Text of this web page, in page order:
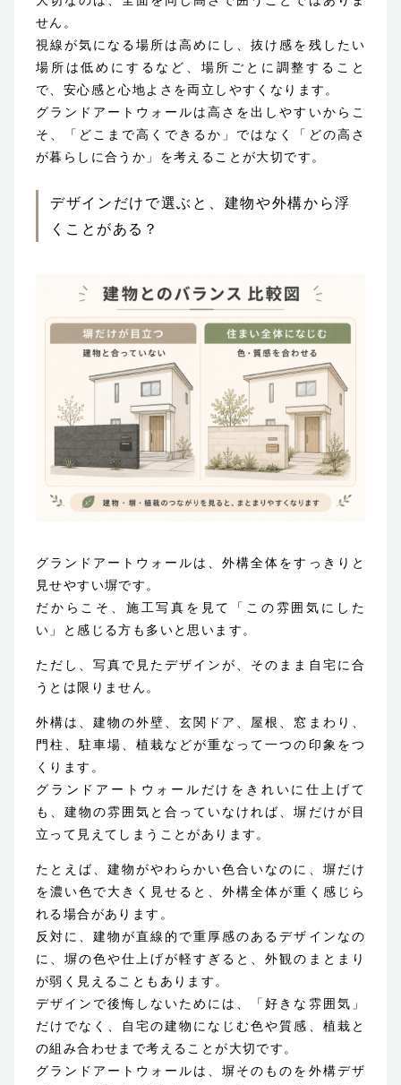
せん。
視線が気になる場所は高めにし、抜け感を残したい
場所は低めにするなど、場所ごとに調整すること
で、安心感と心地よさを両立しやすくなります。
グランドアートウォールは高さを出しやすいからこ
そ、「どこまで高くできるか」ではなく「どの高さ
が暮らしに合うか」を考えることが大切です。
デザインだけで選ぶと、建物や外構から浮
くことがある？
グランドアートウォールは、外構全体をすっきりと
見せやすい塀です。
だからこそ、施工写真を見て「この雰囲気にした
い」と感じる方も多いと思います。
ただし、写真で見たデザインが、そのまま自宅に合
うとは限りません。
外構は、建物の外壁、玄関ドア、屋根、窓まわり、
門柱、駐車場、植栽などが重なって一つの印象をつ
くります。
グランドアートウォールだけをきれいに仕上げて
も、建物の雰囲気と合っていなければ、塀だけが目
立って見えてしまうことがあります。
たとえば、建物がやわらかい色合いなのに、塀だけ
を濃い色で大きく見せると、外構全体が重く感じら
れる場合があります。
反対に、建物が直線的で重厚感のあるデザインなの
に、塀の色や仕上げが軽すぎると、外観のまとまり
が弱く見えることもあります。
デザインで後悔しないためには、「好きな雰囲気」
だけでなく、自宅の建物になじむ色や質感、植栽と
の組み合わせまで考えることが大切です。
グランドアートウォールは、塀そのものを外構デザ